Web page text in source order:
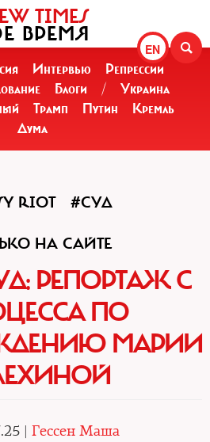
EN
TIMES
ВРЕМЯ
Интервью
Репрессии
Блоги /
Украина
Трамп Путин
Кремль
Дума
RIOT #СУД
НА САЙТЕ
РЕПОРТАЖ С
ПО
МАРИИ
| Гессен Маша